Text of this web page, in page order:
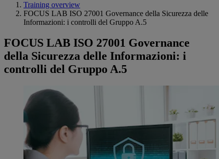
Training overview
FOCUS LAB ISO 27001 Governance della Sicurezza delle
Informazioni: i controlli del Gruppo A.5
FOCUS LAB ISO 27001 Governance
della Sicurezza delle Informazioni: i
controlli del Gruppo A.5